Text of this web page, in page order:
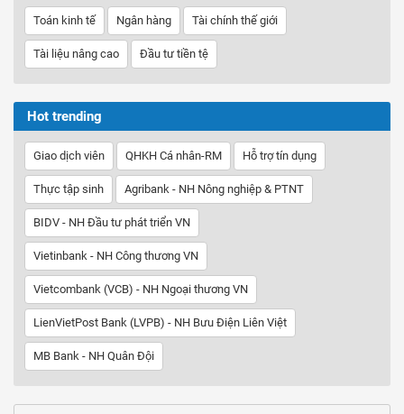
Toán kinh tế Ngân hàng Tài chính thế giới
Tài liệu nâng cao Đầu tư tiền tệ
Hot trending
Giao dịch viên QHKH Cá nhân-RM Hỗ trợ tín dụng
Thực tập sinh Agribank - NH Nông nghiệp & PTNT
BIDV - NH Đầu tư phát triển VN
Vietinbank - NH Công thương VN
Vietcombank (VCB) - NH Ngoại thương VN
LienVietPost Bank (LVPB) - NH Bưu Điện Liên Việt
MB Bank - NH Quân Đội